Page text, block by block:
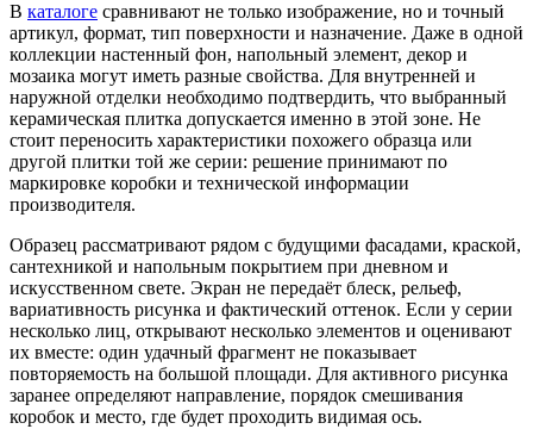
В каталоге сравнивают не только изображение, но и точный
артикул, формат, тип поверхности и назначение. Даже в одной
коллекции настенный фон, напольный элемент, декор и
мозаика могут иметь разные свойства. Для внутренней и
наружной отделки необходимо подтвердить, что выбранный
керамическая плитка допускается именно в этой зоне. Не
стоит переносить характеристики похожего образца или
другой плитки той же серии: решение принимают по
маркировке коробки и технической информации
производителя.
Образец рассматривают рядом с будущими фасадами, краской,
сантехникой и напольным покрытием при дневном и
искусственном свете. Экран не передаёт блеск, рельеф,
вариативность рисунка и фактический оттенок. Если у серии
несколько лиц, открывают несколько элементов и оценивают
их вместе: один удачный фрагмент не показывает
повторяемость на большой площади. Для активного рисунка
заранее определяют направление, порядок смешивания
коробок и место, где будет проходить видимая ось.